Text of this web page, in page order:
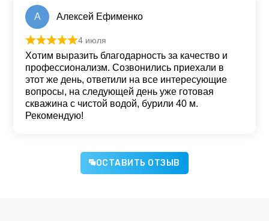
А Алексей Ефименко
Оценка 5из 5
4 июля
Хотим выразить благодарность за качество и
профессионализм. Созвонились приехали в
этот же день, ответили на все интересующие
вопросы, на следующей день уже готовая
скважина с чистой водой, бурили 40 м.
Рекомендую!
ОСТАВИТЬ ОТЗЫВ